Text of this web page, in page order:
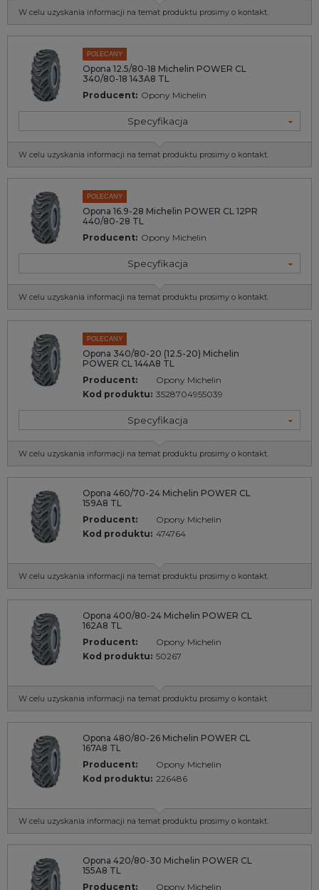
W celu uzyskania informacji na temat produktu prosimy o kontakt.
POLECANY
Opona 12.5/80-18 Michelin POWER CL
340/80-18 143A8 TL
Producent: Opony Michelin
Specyfikacja
W celu uzyskania informacji na temat produktu prosimy o kontakt.
POLECANY
Opona 16.9-28 Michelin POWER CL 12PR
440/80-28 TL
Producent: Opony Michelin
Specyfikacja
W celu uzyskania informacji na temat produktu prosimy o kontakt.
POLECANY
Opona 340/80-20 (12.5-20) Michelin
POWER CL 144A8 TL
Producent:
Opony Michelin
Kod produktu: 3528704955039
Specyfikacja
W celu uzyskania informacji na temat produktu prosimy o kontakt.
Opona 460/70-24 Michelin POWER CL
159A8 TL
Producent:
Opony Michelin
Kod produktu: 474764
W celu uzyskania informacji na temat produktu prosimy o kontakt.
Opona 400/80-24 Michelin POWER CL
162A8 TL
Producent:
Opony Michelin
Kod produktu: 50267
W celu uzyskania informacji na temat produktu prosimy o kontakt.
Opona 480/80-26 Michelin POWER CL
167A8 TL
Producent:
Opony Michelin
Kod produktu: 226486
W celu uzyskania informacji na temat produktu prosimy o kontakt.
Opona 420/80-30 Michelin POWER CL
155A8 TL
Producent:
Opony Michelin